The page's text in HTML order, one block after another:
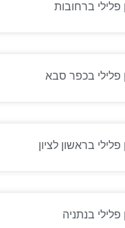
פלילי ברחובות
פלילי בכפר סבא
פלילי בראשון לציון
פלילי בנתניה